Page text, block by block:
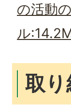
の活動
ル
取